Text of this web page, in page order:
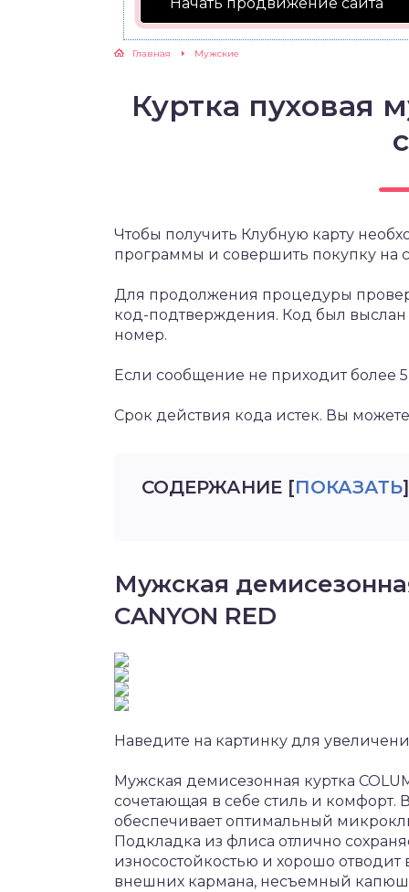
Главная Мужские
Куртка пуховая
Чтобы получить Клубную карту
программы и совершить покупку на
Для продолжения процедуры
код-подтверждения. Код был
номер.
Если сообщение не приходит более
Срок действия кода истек. Вы
СОДЕРЖАНИЕ [ПОКАЗАТЬ]
Мужская
CANYON RED
Наведите на картинку для
Мужская демисезонная куртка
сочетающая в себе стиль и
обеспечивает оптимальный
Подкладка из флиса отлично
износостойкостью и хорошо
внешних кармана, несъемный